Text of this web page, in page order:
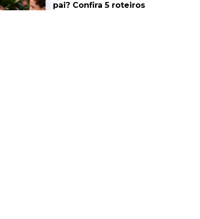
pai? Confira 5 roteiros